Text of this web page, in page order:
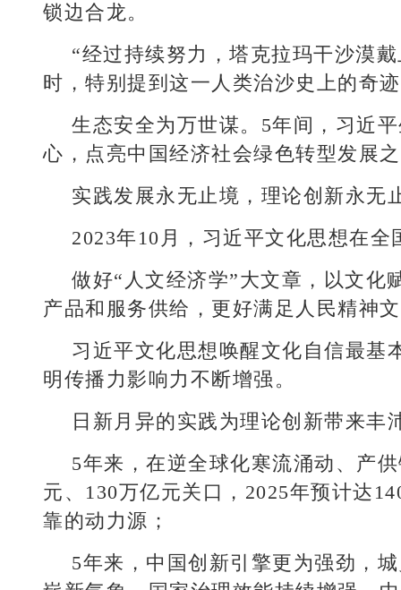
锁边合龙。
“经过持续努力，塔克拉玛干沙漠
时，特别提到这一人类治沙史上的奇
生态安全为万世谋。5年间，习近
心，点亮中国经济社会绿色转型发展
实践发展永无止境，理论创新永无
2023年10月，习近平文化思想在
做好“人文经济学”大文章，以文化
产品和服务供给，更好满足人民精神
习近平文化思想唤醒文化自信最基
明传播力影响力不断增强。
日新月异的实践为理论创新带来丰
5年来，在逆全球化寒流涌动、产
元、130万亿元关口，2025年预计达
靠的动力源；
5年来，中国创新引擎更为强劲，